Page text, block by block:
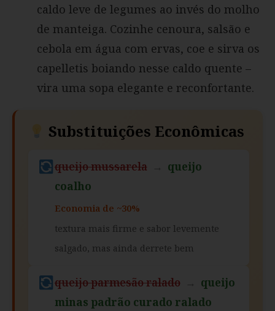
caldo leve de legumes ao invés do molho
de manteiga. Cozinhe cenoura, salsão e
cebola em água com ervas, coe e sirva os
capelletis boiando nesse caldo quente –
vira uma sopa elegante e reconfortante.
Substituições Econômicas
queijo mussarela → queijo
coalho
Economia de ~30%
textura mais firme e sabor levemente
salgado, mas ainda derrete bem
queijo parmesão ralado → queijo
minas padrão curado ralado